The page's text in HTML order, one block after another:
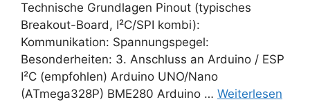
Technische Grundlagen Pinout (typisches
Breakout-Board, I²C/SPI kombi):
Kommunikation: Spannungspegel:
Besonderheiten: 3. Anschluss an Arduino / ESP
I²C (empfohlen) Arduino UNO/Nano
(ATmega328P) BME280 Arduino … Weiterlesen